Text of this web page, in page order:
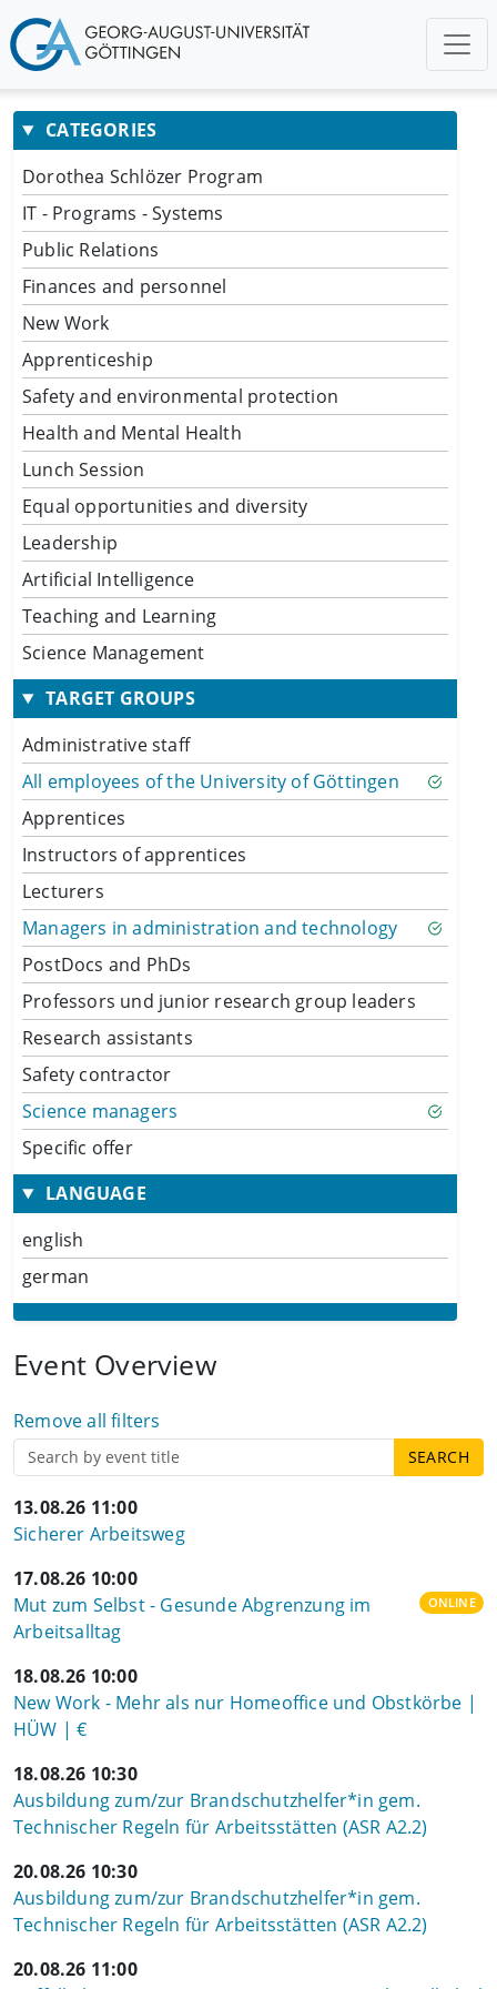
CATEGORIES
Dorothea Schlözer Program
IT - Programs - Systems
Public Relations
Finances and personnel
New Work
Apprenticeship
Safety and environmental protection
Health and Mental Health
Lunch Session
Equal opportunities and diversity
Leadership
Artificial Intelligence
Teaching and Learning
Science Management
TARGET GROUPS
Administrative staff
All employees of the University of Göttingen
Apprentices
Instructors of apprentices
Lecturers
Managers in administration and technology
PostDocs and PhDs
Professors und junior research group leaders
Research assistants
Safety contractor
Science managers
Specific offer
LANGUAGE
english
german
Event Overview
Remove all filters
13.08.26 11:00
Sicherer Arbeitsweg
17.08.26 10:00
Mut zum Selbst - Gesunde Abgrenzung im
Arbeitsalltag
ONLINE
18.08.26 10:00
New Work - Mehr als nur Homeoffice und Obstkörbe |
HÜW | €
18.08.26 10:30
Ausbildung zum/zur Brandschutzhelfer*in gem.
Technischer Regeln für Arbeitsstätten (ASR A2.2)
20.08.26 10:30
Ausbildung zum/zur Brandschutzhelfer*in gem.
Technischer Regeln für Arbeitsstätten (ASR A2.2)
20.08.26 11:00